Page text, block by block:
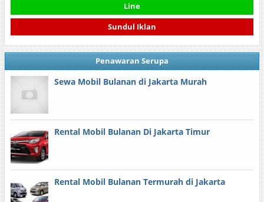
Line
Sundul Iklan
Penawaran Serupa
Sewa Mobil Bulanan di Jakarta Murah
Rental Mobil Bulanan Di Jakarta Timur
Rental Mobil Bulanan Termurah di Jakarta